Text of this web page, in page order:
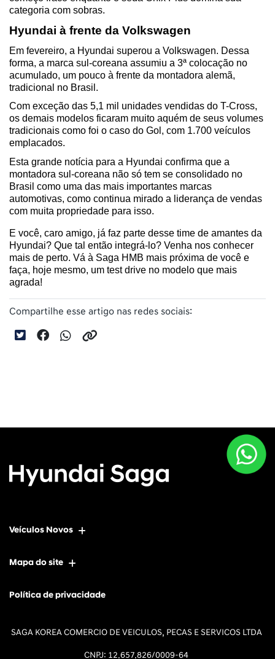
categoria com sobras.
Hyundai à frente da Volkswagen
Em fevereiro, a Hyundai superou a Volkswagen. Dessa
forma, a marca sul-coreana assumiu a 3ª colocação no
acumulado, um pouco à frente da montadora alemã,
tradicional no Brasil.
Com exceção das 5,1 mil unidades vendidas do T-Cross,
os demais modelos ficaram muito aquém de seus volumes
tradicionais como foi o caso do Gol, com 1.700 veículos
emplacados.
Esta grande notícia para a Hyundai confirma que a
montadora sul-coreana não só tem se consolidado no
Brasil como uma das mais importantes marcas
automotivas, como continua mirado a liderança de vendas
com muita propriedade para isso.
E você, caro amigo, já faz parte desse time de amantes da
Hyundai? Que tal então integrá-lo? Venha nos conhecer
mais de perto. Vá à Saga HMB mais próxima de você e
faça, hoje mesmo, um test drive no modelo que mais
agrada!
Compartilhe esse artigo nas redes sociais:
Veículos Novos
Mapa do site
Política de privacidade
SAGA KOREA COMERCIO DE VEICULOS, PECAS E SERVICOS LTDA
CNPJ: 12.657.826/0009-64